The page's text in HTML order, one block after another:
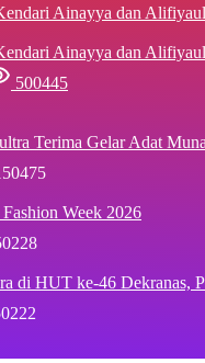
Ainayya dan
500445
Terima Gelar Adat
Week 2026
di HUT ke-46 Dekranas,